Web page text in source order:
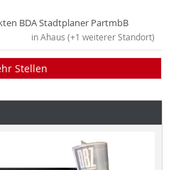
BDA Stadtplaner PartmbB
in Ahaus (+1 weiterer Standort)
Stellen